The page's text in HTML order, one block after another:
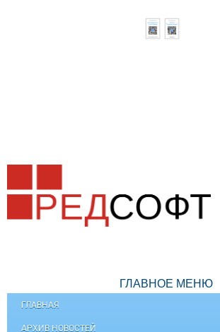
ГЛАВНОЕ МЕНЮ
ГЛАВНАЯ
АРХИВ НОВОСТЕЙ